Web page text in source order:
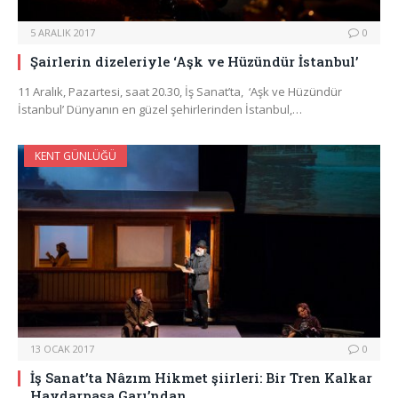
5 ARALIK 2017 0
Şairlerin dizeleriyle ‘Aşk ve Hüzündür İstanbul’
11 Aralık, Pazartesi, saat 20.30, İş Sanat’ta, ‘Aşk ve Hüzündür
İstanbul’ Dünyanın en güzel şehirlerinden İstanbul,…
KENT GÜNLÜĞÜ
13 OCAK 2017 0
İş Sanat’ta Nâzım Hikmet şiirleri: Bir Tren Kalkar